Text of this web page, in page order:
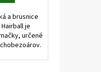
a brusnice
je
určené